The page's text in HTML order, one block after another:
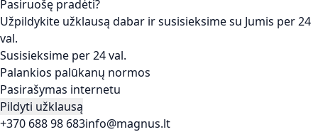
Pasiruošę pradėti?
Užpildykite užklausą dabar ir susisieksime su Jumis per 24
val.
Susisieksime per 24 val.
Palankios palūkanų normos
Pasirašymas internetu
Pildyti užklausą
+370 688 98 683info@magnus.lt